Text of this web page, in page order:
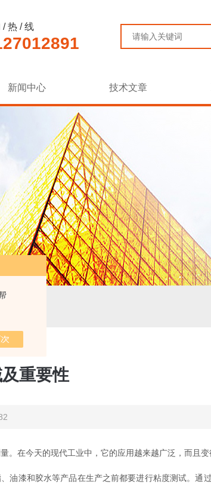
/ 热 / 线
新闻中心 技术文章
重要性
在今天的现代工业中，它的应用越来越广泛，而且变
漆和胶水等产品在生产之前都要进行粘度测试。通过